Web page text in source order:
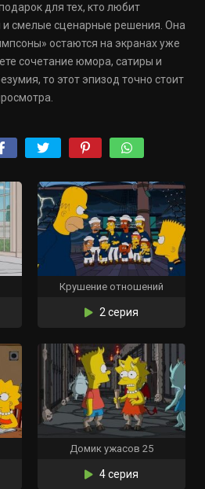
для тех, кто любит
смелые сценарные решения. Она
остаются на экранах уже
сочетание юмора, сатиры и
то этот эпизод точно стоит
Крушение отношений
2 серия
Домик ужасов 25
4 серия